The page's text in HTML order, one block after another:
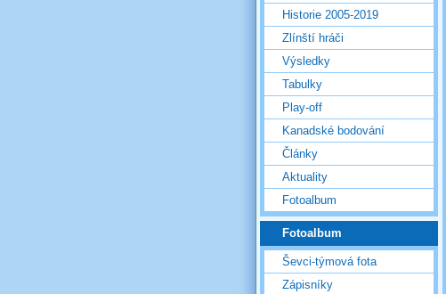
Historie 2005-2019
Zlínští hráči
Výsledky
Tabulky
Play-off
Kanadské bodování
Články
Aktuality
Fotoalbum
Fotoalbum
Ševci-týmová fota
Zápisníky